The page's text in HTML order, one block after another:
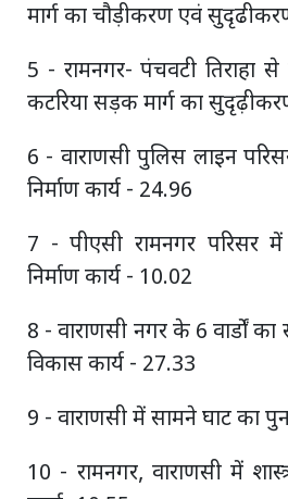
मार्ग का चौड़ीकरण एवं
5 - रामनगर- पंचवटी तिराहा
कटरिया सड़क मार्ग का
6 - वाराणसी पुलिस लाइन
निर्माण कार्य - 24.96
7 - पीएसी रामनगर परिसर में
निर्माण कार्य - 10.02
8 - वाराणसी नगर के 6 वार्डों का
विकास कार्य - 27.33
9 - वाराणसी में सामने घाट का
10 - रामनगर, वाराणसी में